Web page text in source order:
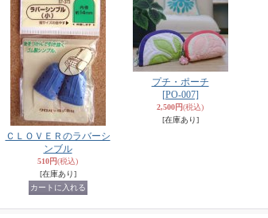
ＣＬＯＶＥＲのラバーシ
ンブル
510円(税込)
[在庫あり]
プチ・ポーチ
[PO-007]
2,500円(税込)
[在庫あり]